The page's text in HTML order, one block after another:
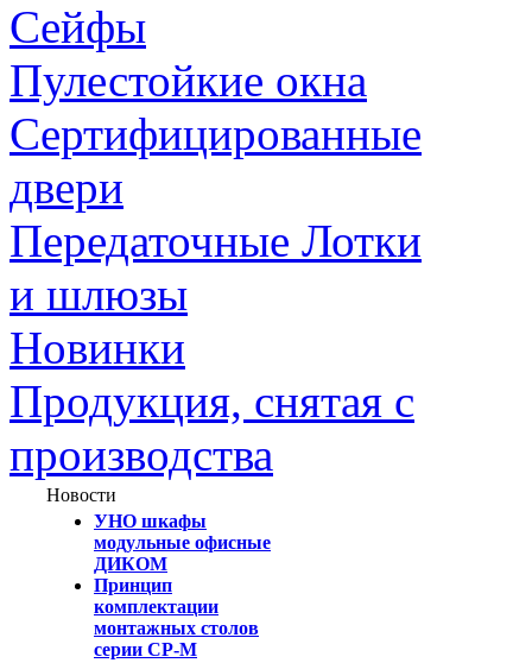
Сейфы
Пулестойкие окна
Сертифицированные
двери
Передаточные Лотки
и шлюзы
Новинки
Продукция, снятая с
производства
Новости
УНО шкафы
модульные офисные
ДИКОМ
Принцип
комплектации
монтажных столов
серии СР-М